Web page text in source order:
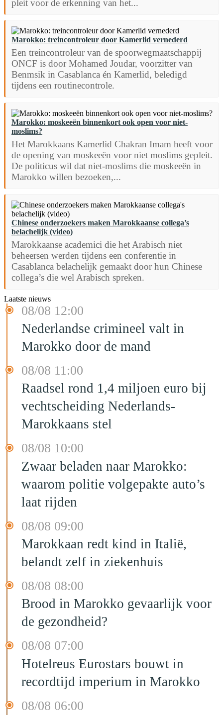
pleit voor de erkenning van het...
Marokko: treincontroleur door Kamerlid vernederd
Een treincontroleur van de spoorwegmaatschappij
ONCF is door Mohamed Joudar, voorzitter van
Benmsik in Casablanca én Kamerlid, beledigd
tijdens een routinecontrole.
Marokko: moskeeën binnenkort ook open voor niet-
moslims?
Het Marokkaans Kamerlid Chakran Imam heeft voor
de opening van moskeeën voor niet moslims gepleit.
De politicus wil dat niet-moslims die moskeeën in
Marokko willen bezoeken,...
Chinese onderzoekers maken Marokkaanse collega’s
belachelijk (video)
Marokkaanse academici die het Arabisch niet
beheersen werden tijdens een conferentie in
Casablanca belachelijk gemaakt door hun Chinese
collega’s die wel Arabisch spreken.
Laatste nieuws
08/08 12:00
Nederlandse crimineel valt in
Marokko door de mand
08/08 11:00
Raadsel rond 1,4 miljoen euro bij
vechtscheiding Nederlands-
Marokkaans stel
08/08 10:00
Zwaar beladen naar Marokko:
waarom politie volgepakte auto’s
laat rijden
08/08 09:00
Marokkaan redt kind in Italië,
belandt zelf in ziekenhuis
08/08 08:00
Brood in Marokko gevaarlijk voor
de gezondheid?
08/08 07:00
Hotelreus Eurostars bouwt in
recordtijd imperium in Marokko
08/08 06:00